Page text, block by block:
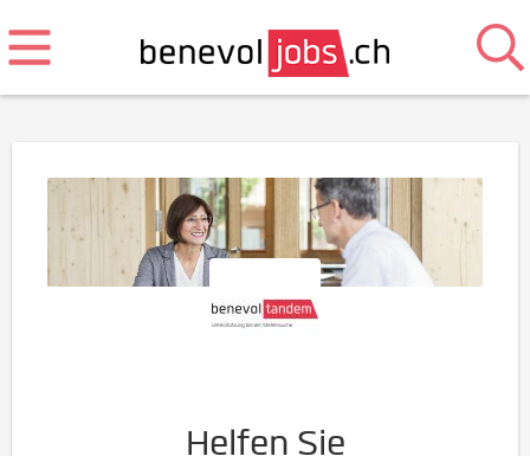
Helfen Sie